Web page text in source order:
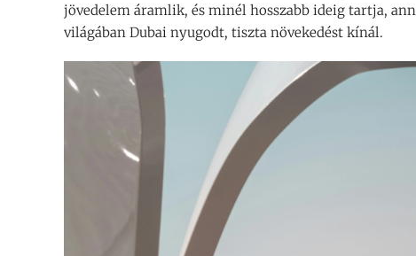
jövedelem áramlik, és minél hosszabb ideig tartja,
világában Dubai nyugodt, tiszta növekedést kínál.